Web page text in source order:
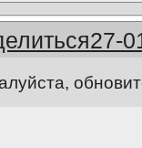
27-